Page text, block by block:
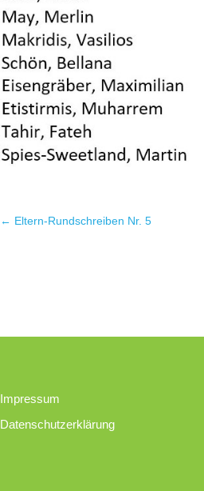
← Eltern-Rundschreiben Nr. 5
Impressum
Datenschutzerklärung